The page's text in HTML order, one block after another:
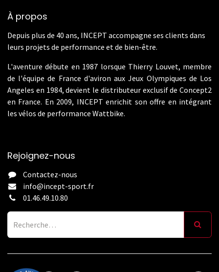
À propos
Depuis plus de 40 ans, INCEPT accompagne ses clients dans
leurs projets de performance et de bien-être.
L'aventure débute en 1987 lorsque Thierry Louvet, membre
de l'équipe de France d'aviron aux Jeux Olympiques de Los
Angeles en 1984, devient le distributeur exclusif de Concept2
en France. En 2009, INCEPT enrichit son offre en intégrant
les vélos de performance Wattbike.
Rejoignez-nous
Contactez-nous
info@incept-sport.fr
01.46.49.10.80